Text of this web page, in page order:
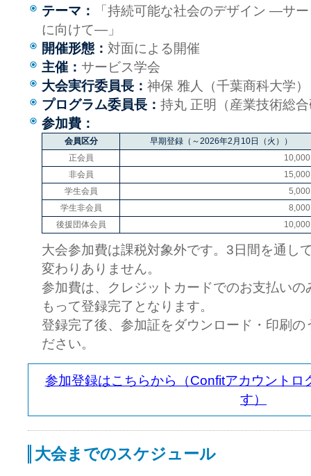
テーマ：
「持続可能な社会のデザイン ―サ
に向けて―」
開催形態： 対面による開催
主催： サービス学会
大会実行委員長： 神保 雅人（千葉商科大学）
プログラム委員長： 持丸 正明（産業技術総
参加費：
会員区分
早期登録（～2026年2月10日（火））
正会員
非会員
学生会員
学生非会員
後援団体会員
大会参加費は課税対象外です。3日間を通し
変わりありません。
参加費は、クレジットカードでのお支払い
もって登録完了となります。
登録完了後、参加証をダウンロード・印刷
ださい。
参加登録はこちらから（Confitアカウントロ
す）
大会までのスケジュール